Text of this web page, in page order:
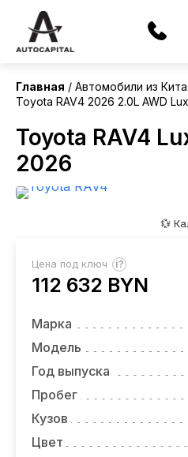
АВТОМОБИЛИ
ЭЛЕКТРОМОБИЛИ
В НАЛИЧИИ
ЛИЗИНГ
НОВОСТИ
ОТЗЫВЫ
ВАКАНСИИ
О КОМПАНИИ
Главная Автомобили из
Toyota RAV4 2026 2.0L AWD
Toyota RAV4
2026
Китай
Без пробега
💱
Цена под ключ ?
112 632 BYN
Марка
Модель
Год выпуска
Пробег
Кузов
Цвет